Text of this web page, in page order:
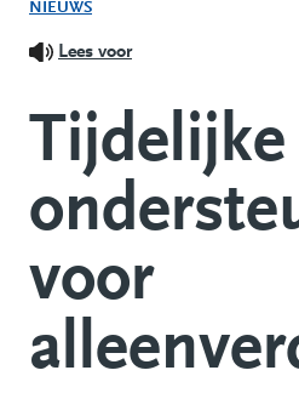
NIEUWS
Lees voor
Tijdelijke
voor